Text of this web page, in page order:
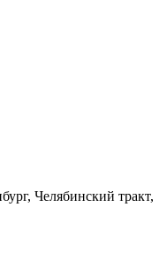
Челябинский тракт,